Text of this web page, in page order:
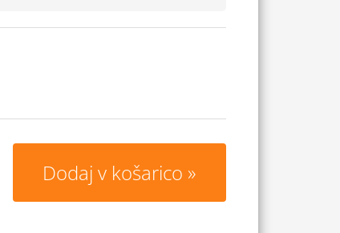
Dodaj v košarico